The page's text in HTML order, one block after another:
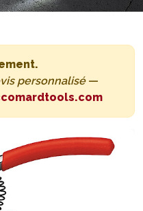
personnalisé—